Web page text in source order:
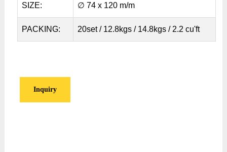
SIZE: ∅ 74 x 120 m/m
PACKING: 20set / 12.8kgs / 14.8kgs / 2.2 cu'ft
Inquiry